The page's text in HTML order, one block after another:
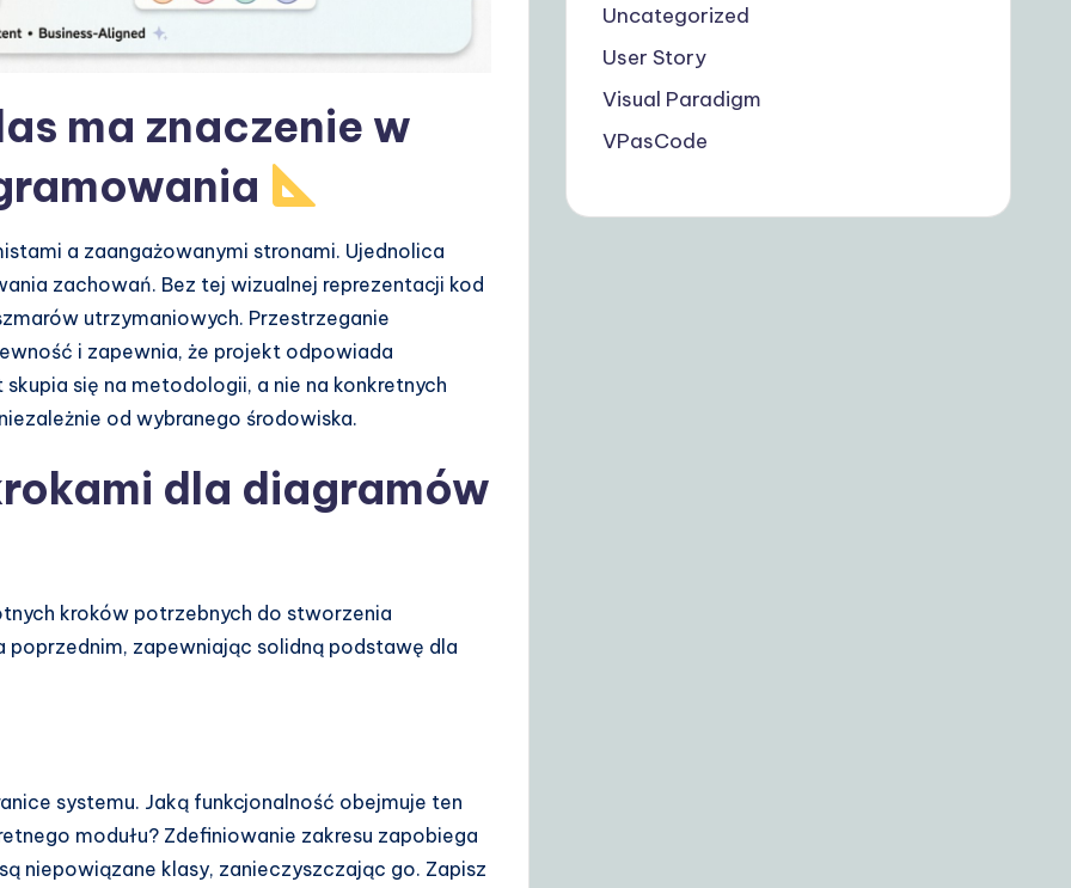
ma znaczenie w
a zaangażowanymi stronami. Ujednolica
zachowań. Bez tej wizualnej reprezentacji kod
utrzymaniowych. Przestrzeganie
i zapewnia, że projekt odpowiada
się na metodologii, a nie na konkretnych
od wybranego środowiska.
dla diagramów
kroków potrzebnych do stworzenia
poprzednim, zapewniając solidną podstawę dla
systemu. Jaką funkcjonalność obejmuje ten
modułu? Zdefiniowanie zakresu zapobiega
niepowiązane klasy, zanieczyszczając go. Zapisz
Uncategorized
User Story
Visual Paradigm
VPasCode